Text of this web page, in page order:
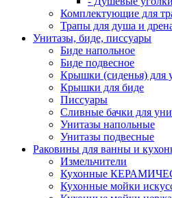
Комплектующие для
Трапы для душа и
Унитазы, биде, писсуары
Биде напольное
Биде подвесное
Крышки (сиденья) для
Крышки для биде
Писсуары
Сливные бачки для
Унитазы напольные
Унитазы подвесные
Раковины для ванны и
Измельчители
Кухонные
Кухонные мойки